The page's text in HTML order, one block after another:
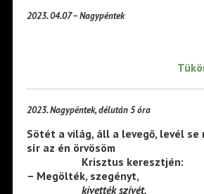
2023. 04.07 – Nagypéntek
2023. Nagypéntek, délután 5 óra
Sötét a világ, áll a levegő, levél se
sír az én örvösöm
Krisztus keresztjén:
– Megölték, szegényt,
kivették szívét,